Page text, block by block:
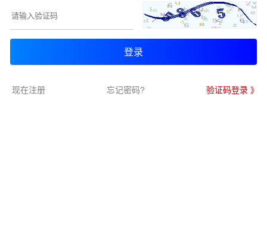
登录
现在注册 忘记密码? 验证码登录 》